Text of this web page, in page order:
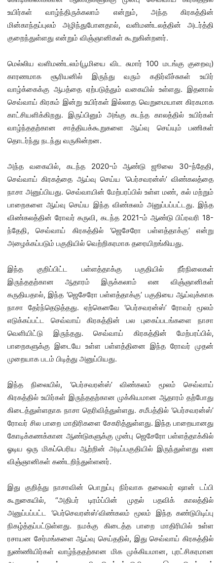
உயிர்கள் வாழ்ந்திருக்கலாம் என்றும், அந்த கிரகத்தின்
மின்காந்தப்புலம் அழிந்துபோனதால், வளிமண்டலத்தின் அடர்த்தி
குறைந்துள்ளது என்றும் விஞ்ஞானிகள் கூறுகின்றனர்.
மெல்லிய வளிமண்டலம்(பூமியை விட சுமார் 100 மடங்கு குறைவு)
காரணமாக சூரியனில் இருந்து வரும் கதிர்வீச்சுகள் உயிர்
வாழ்க்கைக்கு ஆபத்தை ஏற்படுத்தும் வகையில் உள்ளது. இதனால்
செவ்வாய் கிரகம் இன்று உயிர்கள் இல்லாத வெறுமையான கிரகமாக
காட்சியளிக்கிறது. இருப்பினும் அங்கு கடந்த காலத்தில் உயிர்கள்
வாழ்ந்ததற்கான சாத்தியக்கூறுகளை ஆய்வு செய்யும் பணிகள்
தொடர்ந்து நடந்து வருகின்றன.
அந்த வகையில், கடந்த 2020-ம் ஆண்டு ஜூலை 30-ந்தேதி,
செவ்வாய் கிரகத்தை ஆய்வு செய்ய ‘பெர்சவரன்ஸ்’ விண்கலத்தை
நாசா அனுப்பியது. செவ்வாயின் மேற்பரப்பில் உள்ள மண், கல் மற்றும்
பாறைகளை ஆய்வு செய்ய இந்த விண்கலம் அனுப்பப்பட்டது. இந்த
விண்கலத்தின் ரோவர் கருவி, கடந்த 2021-ம் ஆண்டு பிப்ரவரி 18-
ந்தேதி, செவ்வாய் கிரகத்தில் ‘ஜெசேரோ பள்ளத்தாக்கு’ என்று
அழைக்கப்படும் பகுதியில் வெற்றிகரமாக தரையிறங்கியது.
இந்த குறிப்பிட்ட பள்ளத்தாக்கு பகுதியில் நீர்நிலைகள்
இருந்ததற்கான ஆதாரம் இருக்கலாம் என விஞ்ஞானிகள்
கருதியதால், இந்த ‘ஜெசேரோ பள்ளத்தாக்கு’ பகுதியை ஆய்வுக்காக
நாசா தேர்ந்தெடுத்தது. ஏற்கெனவே ‘பெர்சவரன்ஸ்’ ரோவர் மூலம்
எடுக்கப்பட்ட செவ்வாய் கிரகத்தின் பல புகைப்படங்களை நாசா
வெளியிட்டு இருந்தது. செவ்வாய் கிரகத்தின் மேற்பரப்பில்,
பாறைகளுக்கு இடையே உள்ள பள்ளத்தினை இந்த ரோவர் முதன்
முறையாக படம் பிடித்து அனுப்பியது.
இந்த நிலையில், ‘பெர்சவரன்ஸ்’ விண்கலம் மூலம் செவ்வாய்
கிரகத்தில் உயிர்கள் இருந்ததற்கான முக்கியமான ஆதாரம் தற்போது
கிடைத்துள்ளதாக நாசா தெரிவித்துள்ளது. சமீபத்தில் ‘பெர்சவரன்ஸ்’
ரோவர் சில பாறை மாதிரிகளை சேகரித்துள்ளது. இந்த பாறையானது
கோடிக்கணக்கான ஆண்டுகளுக்கு முன்பு ஜெசேரோ பள்ளத்தாக்கில்
ஓடிய ஒரு மிகப்பெரிய ஆற்றின் அடிப்பகுதியில் இருந்துள்ளது என
விஞ்ஞானிகள் கண்டறிந்துள்ளனர்.
இது குறித்து நாசாவின் பொறுப்பு நிர்வாக தலைவர் ஷான் டப்பி
கூறுகையில், “அதிபர் டிரம்ப்பின் முதல் பதவிக் காலத்தில்
அனுப்பப்பட்ட ‘பெர்செவரன்ஸ்’விண்கலம் மூலம் இந்த கண்டுபிடிப்பு
நிகழ்த்தப்பட்டுள்ளது. நமக்கு கிடைத்த பாறை மாதிரியில் உள்ள
ரசாயன சேர்மங்களை ஆய்வு செய்ததில், இது செவ்வாய் கிரகத்தில்
நுண்ணியிர்கள் வாழ்ந்ததற்கான மிக முக்கியமான, புரட்சிகரமான